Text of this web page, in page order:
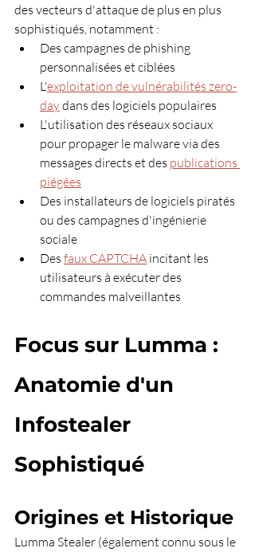
des vecteurs d'attaque de plus en plus
sophistiqués, notamment :
Des campagnes de phishing
personnalisées et ciblées
L'exploitation de vulnérabilités zero-
day dans des logiciels populaires
L'utilisation des réseaux sociaux
pour propager le malware via des
messages directs et des publications
piégées
Des installateurs de logiciels piratés
ou des campagnes d'ingénierie
sociale
Des faux CAPTCHA incitant les
utilisateurs à exécuter des
commandes malveillantes
Focus sur Lumma :
Anatomie d'un
Infostealer
Sophistiqué
Origines et Historique
Lumma Stealer (également connu sous le